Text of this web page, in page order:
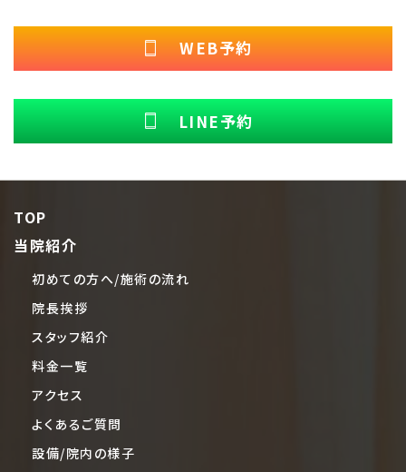
WEB予約
LINE予約
TOP
当院紹介
初めての方へ/施術の流れ
院長挨拶
スタッフ紹介
料金一覧
アクセス
よくあるご質問
設備/院内の様子